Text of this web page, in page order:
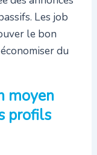
Les job
le bon
du
moyen
profils